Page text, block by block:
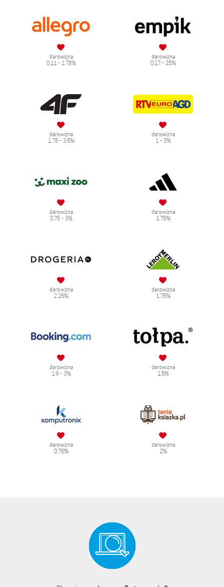
darowizna
0.11 - 1.78%
darowizna
0.17 - 25%
darowizna
1.75 - 3.5%
darowizna
1 - 3%
darowizna
0.75 - 3%
darowizna
1.75%
darowizna
2.25%
darowizna
1.75%
darowizna
1.9 - 3%
darowizna
1.5%
darowizna
0.75%
darowizna
2%